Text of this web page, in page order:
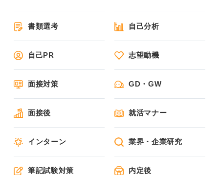
書類選考 自己分析
自己PR 志望動機
面接対策 GD・GW
面接後 就活マナー
インターン 業界・企業研究
筆記試験対策 内定後